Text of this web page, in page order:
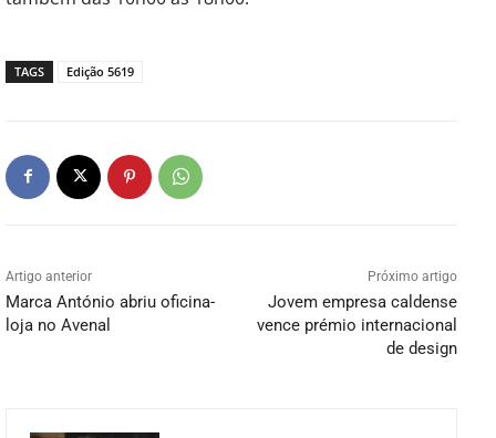
TAGS Edição 5619
Artigo anterior
Marca António abriu oficina-
loja no Avenal
Próximo artigo
Jovem empresa caldense
vence prémio internacional
de design